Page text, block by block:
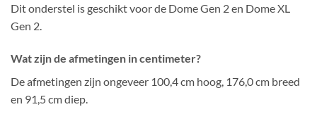
Dit onderstel is geschikt voor de Dome Gen 2 en Dome XL
Gen 2.
Wat zijn de afmetingen in centimeter?
De afmetingen zijn ongeveer 100,4 cm hoog, 176,0 cm breed
en 91,5 cm diep.